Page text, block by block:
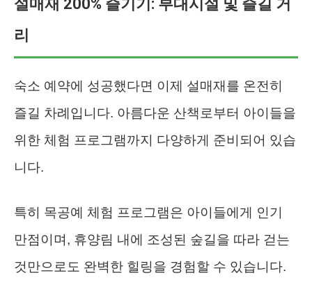
설매재 200% 즐기기: 부대시설 및 즐길 거
리
숙소 예약에 성공했다면 이제 설매재를 온전히
즐길 차례입니다. 아름다운 산책로부터 아이들을
위한 체험 프로그램까지 다양하게 준비되어 있습
니다.
특히 목공예 체험 프로그램은 아이들에게 인기
만점이며, 휴양림 내에 조성된 숲길을 따라 걷는
것만으로도 완벽한 힐링을 경험할 수 있습니다.